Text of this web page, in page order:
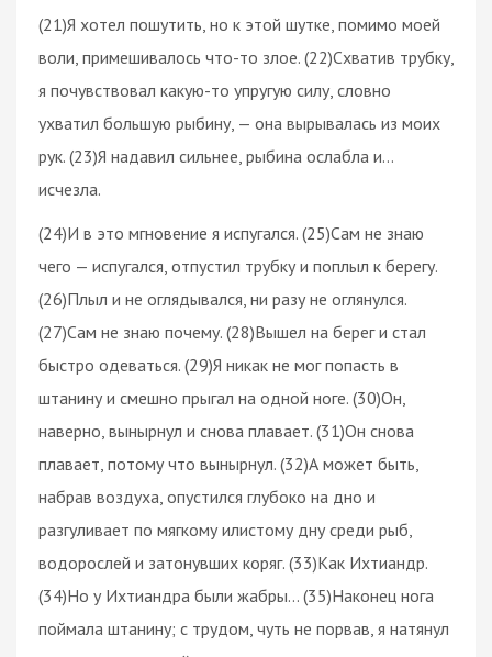
(21)Я хотел пошутить, но к этой шутке, помимо моей
воли, примешивалось что-то злое. (22)Схватив трубку,
я почувствовал какую-то упругую силу, словно
ухватил большую рыбину, — она вырывалась из моих
рук. (23)Я надавил сильнее, рыбина ослабла и…
исчезла.
(24)И в это мгновение я испугался. (25)Сам не знаю
чего — испугался, отпустил трубку и поплыл к берегу.
(26)Плыл и не оглядывался, ни разу не оглянулся.
(27)Сам не знаю почему. (28)Вышел на берег и стал
быстро одеваться. (29)Я никак не мог попасть в
штанину и смешно прыгал на одной ноге. (30)Он,
наверно, вынырнул и снова плавает. (31)Он снова
плавает, потому что вынырнул. (32)А может быть,
набрав воздуха, опустился глубоко на дно и
разгуливает по мягкому илистому дну среди рыб,
водорослей и затонувших коряг. (33)Как Ихтиандр.
(34)Но у Ихтиандра были жабры… (35)Наконец нога
поймала штанину; с трудом, чуть не порвав, я натянул